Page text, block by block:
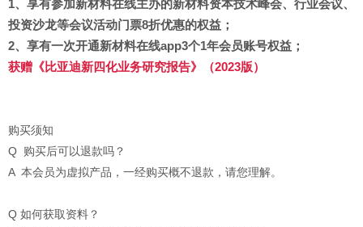
1、 享有参加新材料在线主办的新材料资本技术峰会、行业会议、
投资沙龙等会议活动门票8折优惠的权益；
2、享有一次开通新材料在线app3个1年会员账号权益 ；
获赠 《比亚迪新四化业务研究报告》（2023版）
购买须知
Q 购买后可以退款吗？
A 本会员为虚拟产品，一经购买概不退款，请您理解。
Q 如何获取资料？